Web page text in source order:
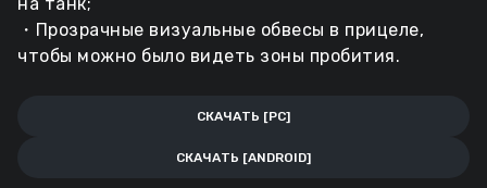
・Прозрачные визуальные обвесы в прицеле,
чтобы можно было видеть зоны пробития.
СКАЧАТЬ [PC]
СКАЧАТЬ [ANDROID]